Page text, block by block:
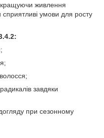
живлення
сприятливі умови для росту
завдяки
при сезонному